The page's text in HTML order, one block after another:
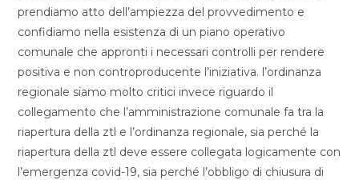
prendiamo atto dell’ampiezza del provvedimento e
confidiamo nella esistenza di un piano operativo
comunale che appronti i necessari controlli per rendere
positiva e non controproducente l’iniziativa. l’ordinanza
regionale siamo molto critici invece riguardo il
collegamento che l’amministrazione comunale fa tra la
riapertura della ztl e l’ordinanza regionale, sia perché la
riapertura della ztl deve essere collegata logicamente con
l’emergenza covid-19, sia perché l’obbligo di chiusura di